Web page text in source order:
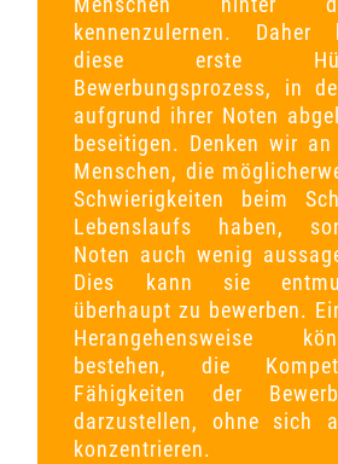
kennenzulernen.
diese erste
Bewerbungsprozess, in
aufgrund ihrer Noten
beseitigen. Denken wir
Menschen, die
Schwierigkeiten beim
Lebenslaufs haben,
Noten auch wenig
Dies kann sie
überhaupt zu bewerben.
Herangehensweise
bestehen, die
Fähigkeiten der
darzustellen, ohne sich
konzentrieren.